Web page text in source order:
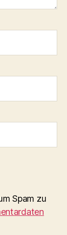
Spam zu